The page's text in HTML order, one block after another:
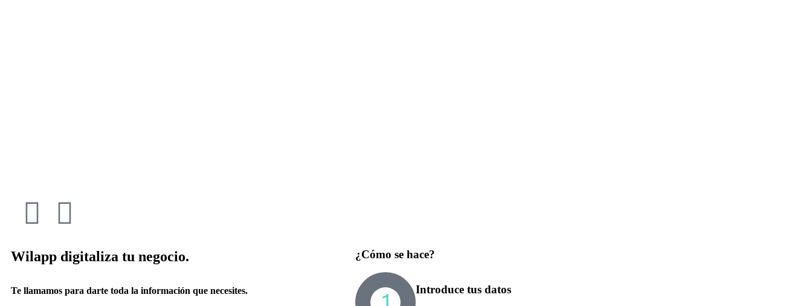
Wilapp digitaliza tu negocio.
Te llamamos para darte toda la información que necesites.
¿Cómo se hace?
Introduce tus datos